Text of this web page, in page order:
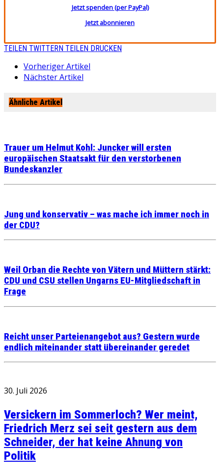
Jetzt spenden (per PayPal)
Jetzt abonnieren
TEILEN TWITTERN TEILEN DRUCKEN
Vorheriger Artikel
Nächster Artikel
Ähnliche Artikel
Trauer um Helmut Kohl: Juncker will ersten
europäischen Staatsakt für den verstorbenen
Bundeskanzler
Jung und konservativ – was mache ich immer noch in
der CDU?
Weil Orban die Rechte von Vätern und Müttern stärkt:
CDU und CSU stellen Ungarns EU-Mitgliedschaft in
Frage
Reicht unser Parteienangebot aus? Gestern wurde
endlich miteinander statt übereinander geredet
30. Juli 2026
Versickern im Sommerloch? Wer meint,
Friedrich Merz sei seit gestern aus dem
Schneider, der hat keine Ahnung von
Politik